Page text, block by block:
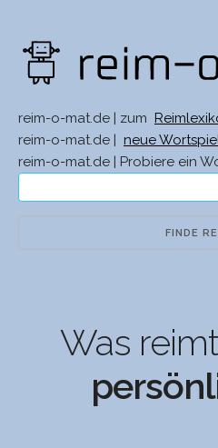
reim-o-mat.de | zum
reim-o-mat.de |
neue
reim-o-mat.de | Probiere ein
Was